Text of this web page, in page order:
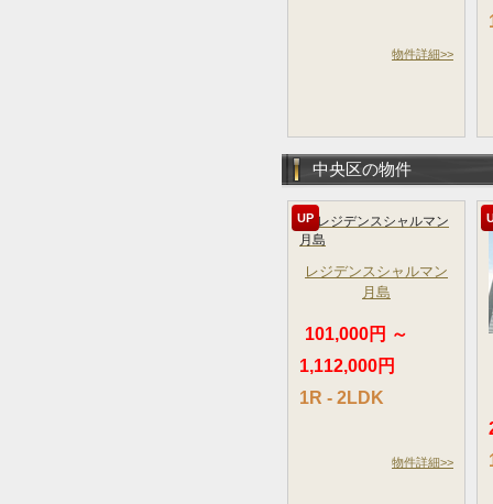
物件詳細>>
中央区の物件
UP
レジデンスシャルマン
月島
101,000円 ～
1,112,000円
1R - 2LDK
物件詳細>>